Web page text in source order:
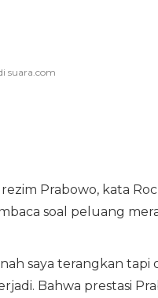
Prabowo, kata
soal peluang
saya terangkan tapi
Bahwa prestasi